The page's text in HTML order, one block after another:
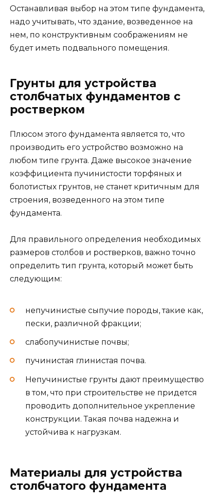
Останавливая выбор на этом типе фундамента,
надо учитывать, что здание, возведенное на
нем, по конструктивным соображениям не
будет иметь подвального помещения.
Грунты для устройства
столбчатых фундаментов с
ростверком
Плюсом этого фундамента является то, что
производить его устройство возможно на
любом типе грунта. Даже высокое значение
коэффициента пучинистости торфяных и
болотистых грунтов, не станет критичным для
строения, возведенного на этом типе
фундамента.
Для правильного определения необходимых
размеров столбов и ростверков, важно точно
определить тип грунта, который может быть
следующим:
непучинистые сыпучие породы, такие как,
пески, различной фракции;
слабопучинистые почвы;
пучинистая глинистая почва.
Непучинистые грунты дают преимущество
в том, что при строительстве не придется
проводить дополнительное укрепление
конструкции. Такая почва надежна и
устойчива к нагрузкам.
Материалы для устройства
столбчатого фундамента